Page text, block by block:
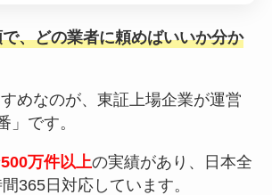
、どの業者に頼めばいいか分か
めなのが、東証上場企業が運営
」です。
500万件以上の実績があり、日本全
365日対応しています。